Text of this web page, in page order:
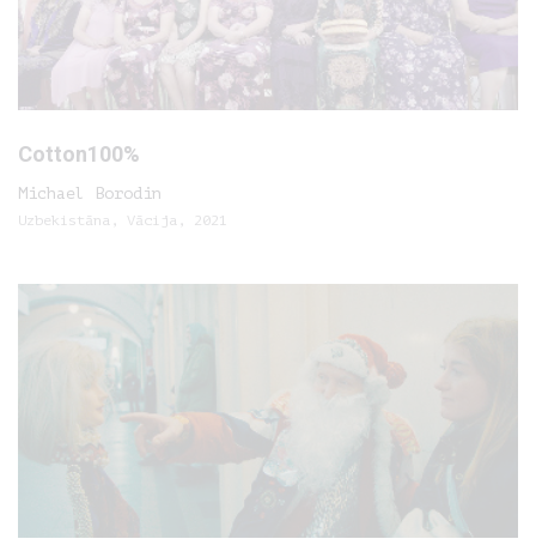
Cotton100%
Michael Borodin
Uzbekistāna, Vācija, 2021